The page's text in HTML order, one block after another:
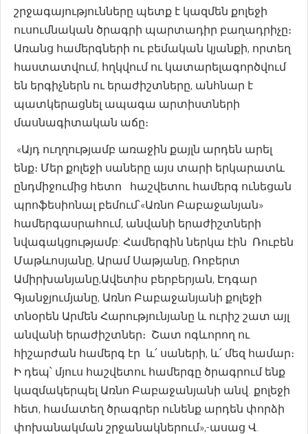
շրջագայությունները պետք է կազմեն քոլեջի
ուսումնական ծրագրի պարտադիր բաղադրիչը։
Առանց համերգների ու բեմական կյանքի, որտեղ
հաստատվում, հղկվում ու կատարելագործվում
են երգիչներն ու երաժիշտները, անհնար է
պատկերացնել ապագա արտիստների
մասնագիտական աճը։
«Այդ ուղղությամբ առաջին քայլն արդեն արել
ենք։ Մեր քոլեջի սաները այս տարի երկարատև
ընդմիջումից հետո հաշվետու համերգ ունեցան
պրոֆեսիոնալ բեմում՝«Առնո Բաբաջանյան»
համերգասրահում, անվանի երաժիշտների
նվագակցությամբ: Համերգին ներկա էին Ռուբեն
Մաթևոսյանը, Արամ Սաթյանը, Ռոբերտ
Ամիրխանյանը,Ավետիս բերբերյան, Էդգար
Գյանջյումյանը, Առնո Բաբաջանյանի քոլեջի
տնօրեն Արմեն Հարությունյանը և ուրիշ շատ այլ
անվանի երաժիշտներ։ Շատ ոգևորող ու
հիշարժան համերգ էր և՛ սաների, և՛ մեզ համար։
Ի դեպ՝ մյուս հաշվետու համերգը ծրագրում ենք
կազմակերպել Առնո Բաբաջանյանի անվ. քոլեջի
հետ, համատեղ ծրագրեր ունենք արդեն փորձի
փոխանակման շրջանակներում»,-ասաց Վ.